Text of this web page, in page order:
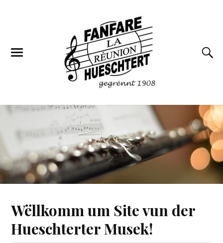
Wëllkomm um Site vun der
Hueschterter Musek!